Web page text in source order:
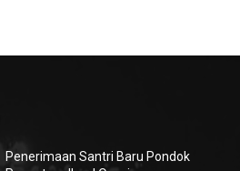
Penerimaan Santri Baru Pondok